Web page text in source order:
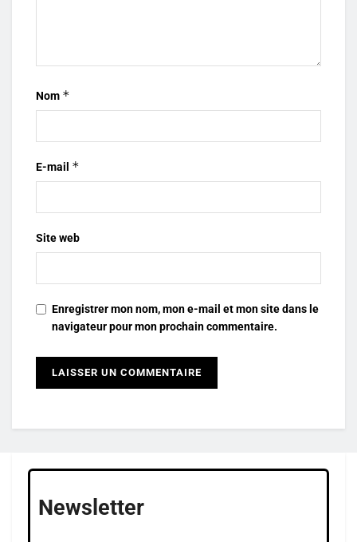
Nom *
E-mail *
Site web
Enregistrer mon nom, mon e-mail et mon site dans le
navigateur pour mon prochain commentaire.
Newsletter